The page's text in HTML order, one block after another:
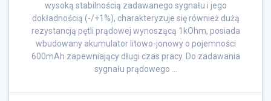
wysoką stabilnością zadawanego sygnału i jego
dokładnością (-/+1%), charakteryzuje się również dużą
rezystancją pętli prądowej wynoszącą 1kOhm, posiada
wbudowany akumulator litowo-jonowy o pojemności
600mAh zapewniający długi czas pracy. Do zadawania
sygnału prądowego …